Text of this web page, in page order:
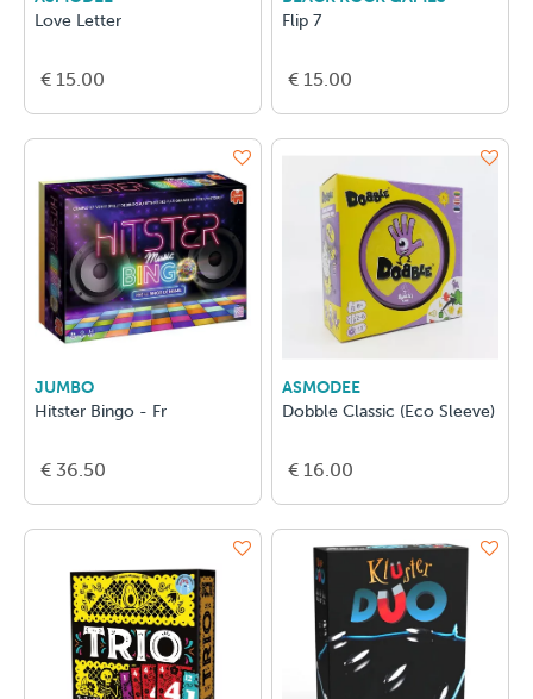
Love Letter
€ 15.00
Flip 7
€ 15.00
JUMBO
Hitster Bingo - Fr
€ 36.50
ASMODEE
Dobble Classic (Eco Sleeve)
€ 16.00